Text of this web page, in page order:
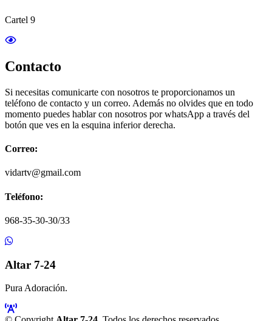
Cartel 9
Contacto
Si necesitas comunicarte con nosotros te proporcionamos un
teléfono de contacto y un correo. Además no olvides que en todo
momento puedes hablar con nosotros por whatsApp a través del
botón que ves en la esquina inferior derecha.
Correo:
vidartv@gmail.com
Teléfono:
968-35-30-30/33
Altar 7-24
Pura Adoración.